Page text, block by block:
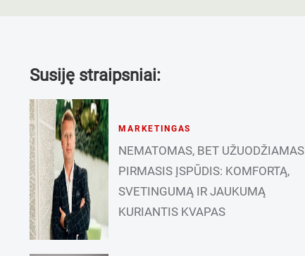
Susiję straipsniai:
MARKETINGAS
NEMATOMAS, BET UŽUODŽIAMAS
PIRMASIS ĮSPŪDIS: KOMFORTĄ,
SVETINGUMĄ IR JAUKUMĄ
KURIANTIS KVAPAS